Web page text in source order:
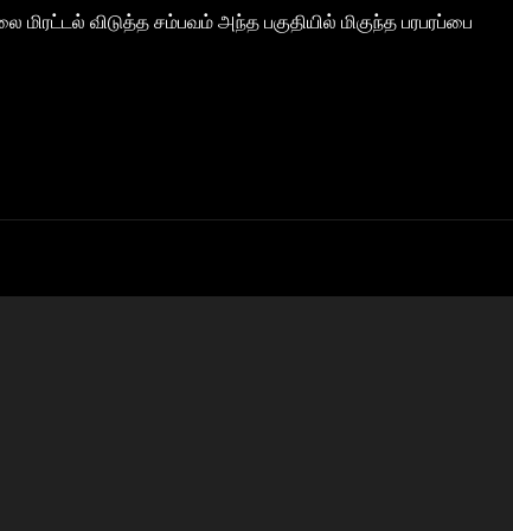
விடுத்த சம்பவம் அந்த பகுதியில் மிகுந்த பரபரப்பை